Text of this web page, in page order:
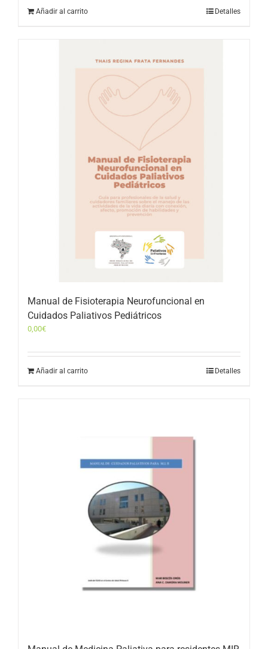
Añadir al carrito Detalles
Manual de Fisioterapia Neurofuncional en
Cuidados Paliativos Pediátricos
0,00€
Añadir al carrito Detalles